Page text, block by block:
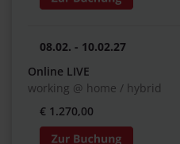
08.02. - 10.02.27
Online LIVE
working @ home / hybrid
€ 1.270,00